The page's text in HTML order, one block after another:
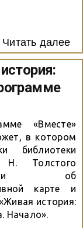
Читать далее
«Вместе»
в котором
библиотеки
Толстого
об
карте и
история:
Начало».